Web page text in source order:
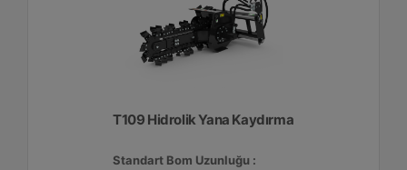
T109 Hidrolik Yana Kaydırma
Standart Bom Uzunluğu :